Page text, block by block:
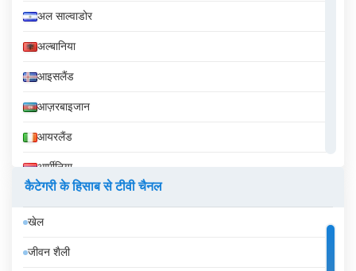
अल साल्वाडोर
अल्बानिया
आइसलैंड
आज़रबाइजान
आयरलैंड
आर्मीनिया
इज़राइल
इटली
कैटेगरी के हिसाब से टीवी चैनल
खेल
जीवन शैली